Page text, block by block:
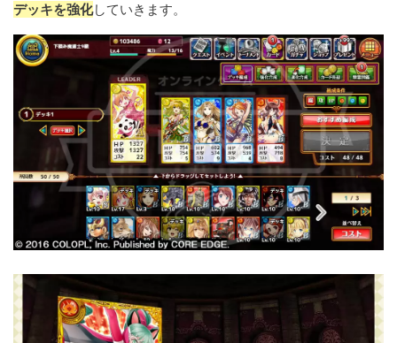
デッキを強化していきます。